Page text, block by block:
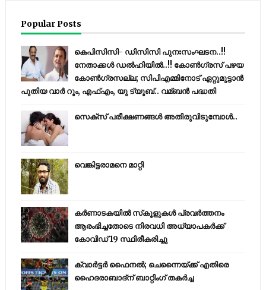
Popular Posts
കെപിസിസി- ഡിസിസി പുനഃസംഘടന..!!
നേതാക്കൾ ഡൽഹിയിൽ..!! കോണ്‍ഗ്രസ് പഴയ
കോണ്‍ഗ്രസല്ല; സിപിഎമ്മിനോട് ഏറ്റുമുട്ടാന്‍
പുതിയ വാര്‍ റൂം, എഫ്‌എം, യു ട്യൂബ്.. വമ്ബന്‍ പദ്ധതി
സെക്സ് പരീക്ഷണങ്ങൾ അതിരുവിടുമ്പോൾ..
വെങ്കിട്ടരാമനെ മാറ്റി
കര്‍ണാടകയില്‍ സ്‌കൂളുകള്‍ പ്രവര്‍ത്തനം
ആരംഭിച്ചതോടെ നിരവധി അധ്യാപകര്‍ക്ക്
കോവിഡ് 19 സ്ഥിരീകരിച്ചു
ക്വാർട്ടർ ഫൈനൽ; ചെന്നൈയ്ക്ക് എതിരെ
ഹൈദരാബാദ്ന് ബാറ്റിംഗ് തകർച്ച